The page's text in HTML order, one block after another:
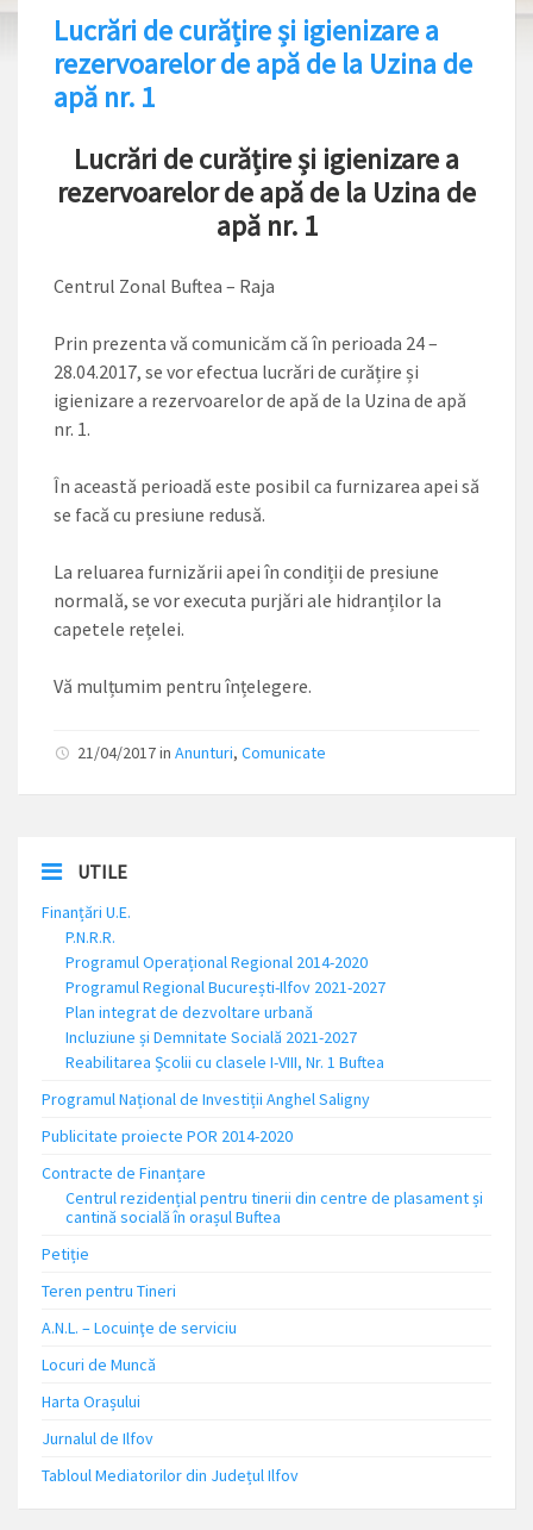
Lucrări de curățire și igienizare a
rezervoarelor de apă de la Uzina de
apă nr. 1
Lucrări de curățire și igienizare a
rezervoarelor de apă de la Uzina de
apă nr. 1
Centrul Zonal Buftea – Raja
Prin prezenta vă comunicăm că în perioada 24 –
28.04.2017, se vor efectua lucrări de curățire și
igienizare a rezervoarelor de apă de la Uzina de apă
nr. 1.
În această perioadă este posibil ca furnizarea apei să
se facă cu presiune redusă.
La reluarea furnizării apei în condiții de presiune
normală, se vor executa purjări ale hidranților la
capetele rețelei.
Vă mulțumim pentru înțelegere.
21/04/2017in Anunturi, Comunicate
UTILE
Finanțări U.E.
P.N.R.R.
Programul Operațional Regional 2014-2020
Programul Regional București-Ilfov 2021-2027
Plan integrat de dezvoltare urbană
Incluziune și Demnitate Socială 2021-2027
Reabilitarea Școlii cu clasele I-VIII, Nr. 1 Buftea
Programul Național de Investiții Anghel Saligny
Publicitate proiecte POR 2014-2020
Contracte de Finanțare
Centrul rezidențial pentru tinerii din centre de plasament și
cantină socială în orașul Buftea
Petiție
Teren pentru Tineri
A.N.L. – Locuinţe de serviciu
Locuri de Muncă
Harta Orașului
Jurnalul de Ilfov
Tabloul Mediatorilor din Județul Ilfov